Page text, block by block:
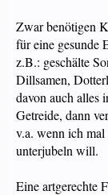
Zwar benötigen
für eine gesunde
z.B.: geschälte
Dillsamen,
davon auch alles
Getreide, dann
v.a. wenn ich
unterjubeln will.
Eine artgerechte